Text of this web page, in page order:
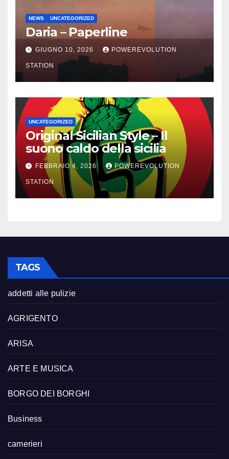
NEWS UNCATEGORIZED
Daria – Paperline
GIUGNO 10, 2026 POWEREVOLUTION
STATION
UNCATEGORIZED
Original Sicilian Style – Il
suono caldo della sicilia
FEBBRAIO 4, 2026 POWEREVOLUTION
STATION
TAGS
addetti alle pulizie
AGRIGENTO
ARISA
ARTE E MUSICA
BORGO DEI BORGHI
Business
camerieri